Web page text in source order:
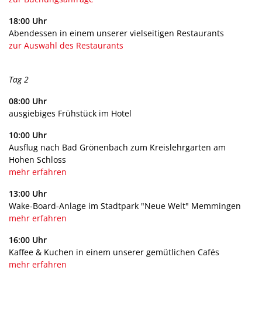
18:00 Uhr
Abendessen in einem unserer vielseitigen Restaurants
zur Auswahl des Restaurants
Tag 2
08:00 Uhr
ausgiebiges Frühstück im Hotel
10:00 Uhr
Ausflug nach Bad Grönenbach zum Kreislehrgarten am
Hohen Schloss
mehr erfahren
13:00 Uhr
Wake-Board-Anlage im Stadtpark "Neue Welt" Memmingen
mehr erfahren
16:00 Uhr
Kaffee & Kuchen in einem unserer gemütlichen Cafés
mehr erfahren